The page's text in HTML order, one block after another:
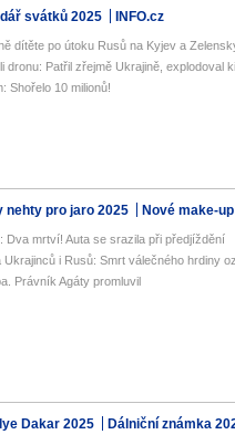
svátků 2025 INFO.cz
dítěte po útoku Rusů na Kyjev a
dronu: Patřil zřejmě Ukrajině, explodoval
Shořelo 10 milionů!
nehty pro jaro 2025 Nové make-
Dva mrtví! Auta se srazila při předjíždění
Ukrajinců i Rusů: Smrt válečného hrdiny
Právník Agáty promluvil
Dakar 2025 Dálniční známka